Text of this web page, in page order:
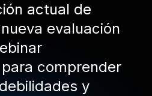
actual de
evaluación
comprender
y